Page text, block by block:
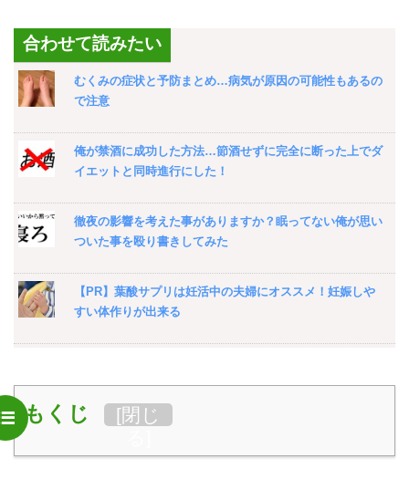
合わせて読みたい
むくみの症状と予防まとめ…病気が原因の可能性もあるの
で注意
俺が禁酒に成功した方法…節酒せずに完全に断った上でダ
イエットと同時進行にした！
徹夜の影響を考えた事がありますか？眠ってない俺が思い
ついた事を殴り書きしてみた
【PR】葉酸サプリは妊活中の夫婦にオススメ！妊娠しや
すい体作りが出来る
を使えば安価で量産可能でした
タリで最強の健康飲料だって知ってた？
もくじ [閉じ